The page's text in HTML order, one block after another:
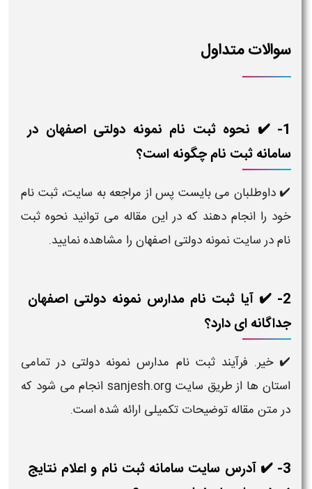
سوالات متداول
1- ✔️ نحوه ثبت نام نمونه دولتی اصفهان در
سامانه ثبت نام چگونه است؟
✔️ داوطلبان می بایست پس از مراجعه به سایت، ثبت نام
خود را انجام دهند که در این مقاله می توانید نحوه ثبت
نام در سایت نمونه دولتی اصفهان را مشاهده نمایید.
2- ✔️ آیا ثبت نام مدارس نمونه دولتی اصفهان
جداگانه ای دارد؟
✔️ خیر. فرآیند ثبت نام مدارس نمونه دولتی در تمامی
استان ها از طریق سایت sanjesh.org انجام می شود که
در متن مقاله توضیحات تکمیلی ارائه شده است.
3- ✔️ آدرس سایت سامانه ثبت نام و اعلام نتایج